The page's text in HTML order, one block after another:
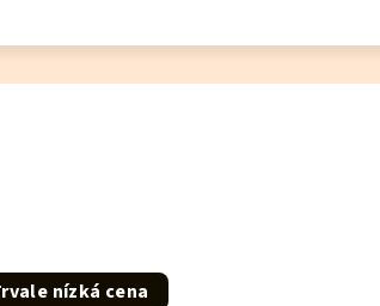
nízká cena